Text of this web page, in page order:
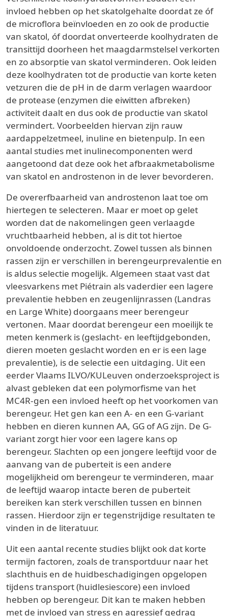
invloed hebben op het skatolgehalte doordat ze óf
de microflora beïnvloeden en zo ook de productie
van skatol, óf doordat onverteerde koolhydraten de
transittijd doorheen het maagdarmstelsel verkorten
en zo absorptie van skatol verminderen. Ook leiden
deze koolhydraten tot de productie van korte keten
vetzuren die de pH in de darm verlagen waardoor
de protease (enzymen die eiwitten afbreken)
activiteit daalt en dus ook de productie van skatol
vermindert. Voorbeelden hiervan zijn rauw
aardappelzetmeel, inuline en bietenpulp. In een
aantal studies met inulinecomponenten werd
aangetoond dat deze ook het afbraakmetabolisme
van skatol en androstenon in de lever bevorderen.
De overerfbaarheid van androstenon laat toe om
hiertegen te selecteren. Maar er moet op gelet
worden dat de nakomelingen geen verlaagde
vruchtbaarheid hebben, al is dit tot hiertoe
onvoldoende onderzocht. Zowel tussen als binnen
rassen zijn er verschillen in berengeurprevalentie en
is aldus selectie mogelijk. Algemeen staat vast dat
vleesvarkens met Piétrain als vaderdier een lagere
prevalentie hebben en zeugenlijnrassen (Landras
en Large White) doorgaans meer berengeur
vertonen. Maar doordat berengeur een moeilijk te
meten kenmerk is (geslacht- en leeftijdgebonden,
dieren moeten geslacht worden en er is een lage
prevalentie), is de selectie een uitdaging. Uit een
eerder Vlaams ILVO/KULeuven onderzoeksproject is
alvast gebleken dat een polymorfisme van het
MC4R-gen een invloed heeft op het voorkomen van
berengeur. Het gen kan een A- en een G-variant
hebben en dieren kunnen AA, GG of AG zijn. De G-
variant zorgt hier voor een lagere kans op
berengeur. Slachten op een jongere leeftijd voor de
aanvang van de puberteit is een andere
mogelijkheid om berengeur te verminderen, maar
de leeftijd waarop intacte beren de puberteit
bereiken kan sterk verschillen tussen en binnen
rassen. Hierdoor zijn er tegenstrijdige resultaten te
vinden in de literatuur.
Uit een aantal recente studies blijkt ook dat korte
termijn factoren, zoals de transportduur naar het
slachthuis en de huidbeschadigingen opgelopen
tijdens transport (huidlesiescore) een invloed
hebben op berengeur. Dit kan te maken hebben
met de invloed van stress en agressief gedrag